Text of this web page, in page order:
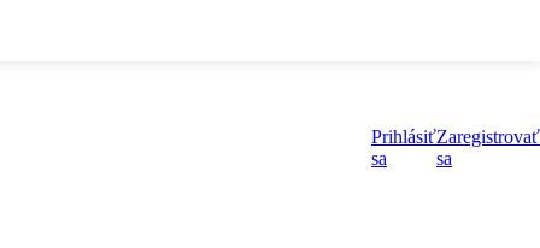
Prihlásiť
sa
Zaregistrovať
sa